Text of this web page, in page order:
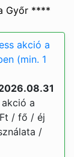
Győr ****
akció a
(min. 1
a
/ fő / éj
/